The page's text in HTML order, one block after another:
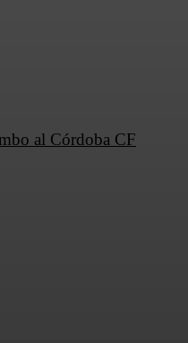
al Córdoba CF